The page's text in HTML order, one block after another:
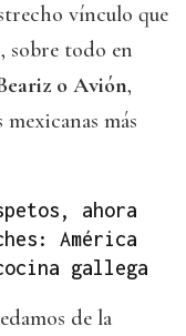
vínculo que
sobre todo en
o Avión,
más
ahora
América
gallega
de la